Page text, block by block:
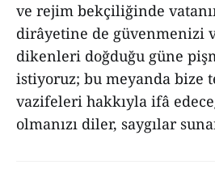
ve rejim bekçiliğinde
dirâyetine de güvenmenizi
dikenleri doğduğu güne
istiyoruz; bu meyanda bize
vazifeleri hakkıyla ifâ
olmanızı diler, saygılar